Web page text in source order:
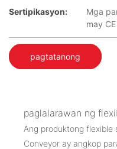
Sertipikasyon:
Mga
may CE
pagtatanong
paglalarawan ng
Ang produktong flexible
Conveyor ay angkop